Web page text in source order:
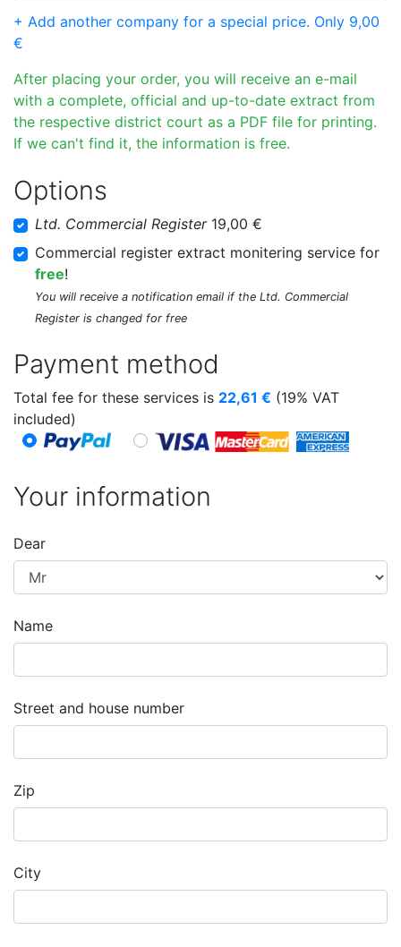
+ Add another company for a special price. Only 9,00
€
After placing your order, you will receive an e-mail
with a complete, official and up-to-date extract from
the respective district court as a PDF file for printing.
If we can't find it, the information is free.
Options
Ltd. Commercial Register19,00 €
Commercial register extract monitering service for
free!
You will receive a notification email if the Ltd. Commercial
Register is changed for free
Payment method
Total fee for these services is 22,61 € (19% VAT
included)
Your information
Dear
Name
Street and house number
Zip
City